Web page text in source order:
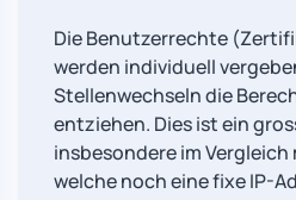
Die Benutzerrechte
werden individuell
Stellenwechseln die
entziehen. Dies ist ein
insbesondere im
welche noch eine fixe IP-